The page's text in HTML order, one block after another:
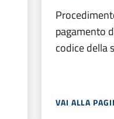
pagamento
codice della
VAI ALLA